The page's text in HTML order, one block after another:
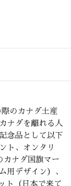
のカナダ土産
ナダを離れる人
念品として以下
ト、オンタリ
ナダ国旗マー
用デザイン）、
ト（日本で来て